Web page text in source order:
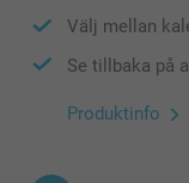
Välj mellan
Se tillbaka på
Produktinfo